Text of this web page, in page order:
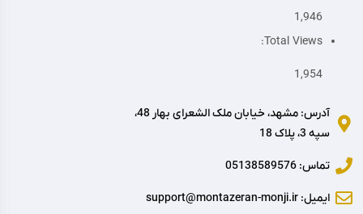
1,946
Total Views:
1,954
آدرس: مشهد، خیابان ملک الشعرای بهار 48،
سپه 3، پلاک 18
تماس: 05138589576
ایمیل: support@montazeran-monji.ir